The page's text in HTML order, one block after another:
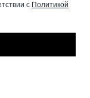
с Политикой